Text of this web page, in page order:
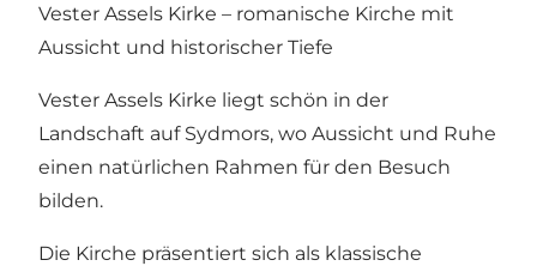
Vester Assels Kirke – romanische Kirche mit
Aussicht und historischer Tiefe
Vester Assels Kirke liegt schön in der
Landschaft auf Sydmors, wo Aussicht und Ruhe
einen natürlichen Rahmen für den Besuch
bilden.
Die Kirche präsentiert sich als klassische